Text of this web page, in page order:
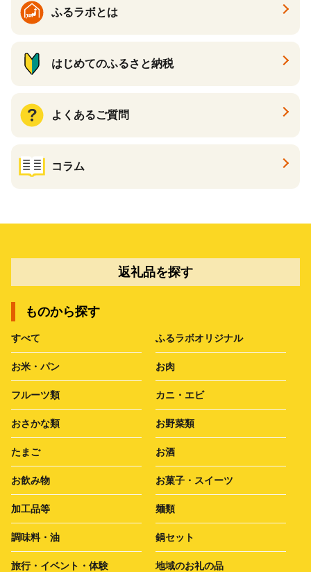
ふるラボとは
はじめてのふるさと納税
よくあるご質問
コラム
返礼品を探す
ものから探す
すべて ふるラボオリジナル
お米・パン お肉
フルーツ類 カニ・エビ
おさかな類 お野菜類
たまご お酒
お飲み物 お菓子・スイーツ
加工品等 麺類
調味料・油 鍋セット
旅行・イベント・体験 地域のお礼の品